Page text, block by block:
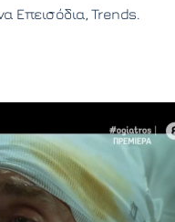
Επεισόδια Trends